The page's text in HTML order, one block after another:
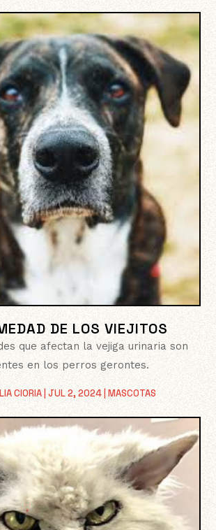
DE LOS VIEJITOS
CIORIA |JUL 2, 2024 |MASCOTAS
que afectan la vejiga urinaria son
en los perros gerontes.